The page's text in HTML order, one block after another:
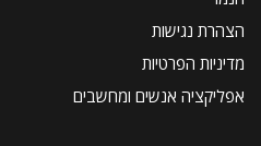
הצהרת נגישות
מדיניות הפרטיות
אפליקציה אנשים ומחשבים